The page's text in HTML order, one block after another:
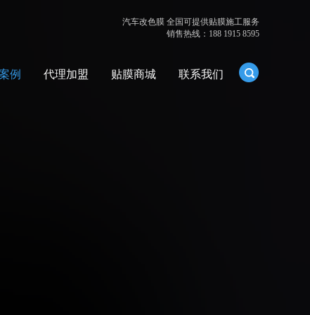
汽车改色膜 全国可提供贴膜施工服务
销售热线：188 1915 8595
例 代理加盟 贴膜商城 联系我们